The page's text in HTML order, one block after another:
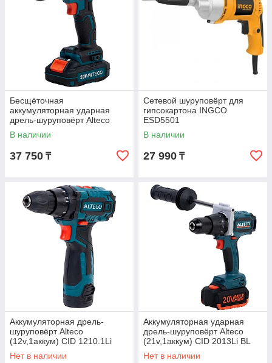
Бесщёточная
аккумуляторная ударная
дрель-шуруповёрт Alteco
(20v,1аккум) CID 1813Li BL
В наличии
37 750 ₸
Сетевой шуруповёрт для
гипсокартона INGCO
ESD5501
В наличии
27 990 ₸
Аккумуляторная дрель-
шуруповёрт Alteco
(12v,1аккум) CID 1210.1Li
(0410)
Нет в наличии
Аккумуляторная ударная
дрель-шуруповёрт Alteco
(21v,1аккум) CID 2013Li BL
Нет в наличии